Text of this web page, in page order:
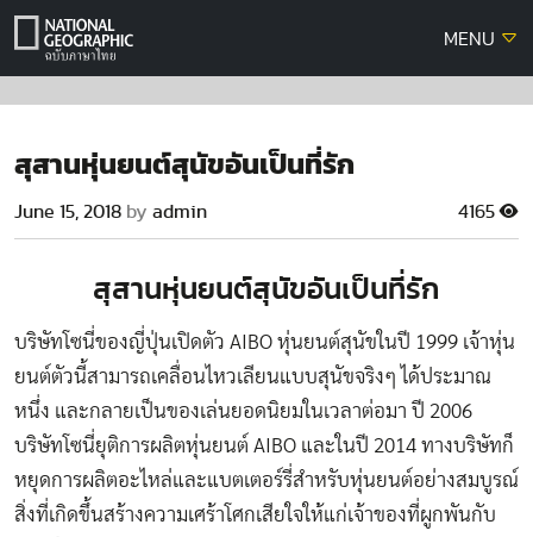
Skip
MENU
สุสานหุ่นยนต์สุนัขอันเป็นที่รัก
June 15, 2018 by admin 4165
สุสานหุ่นยนต์สุนัขอันเป็นที่รัก
บริษัทโซนี่ของญี่ปุ่นเปิดตัว AIBO หุ่นยนต์สุนัขในปี 1999 เจ้าหุ่น
ยนต์ตัวนี้สามารถเคลื่อนไหวเลียนแบบสุนัขจริงๆ ได้ประมาณ
หนึ่ง และกลายเป็นของเล่นยอดนิยมในเวลาต่อมา ปี 2006
บริษัทโซนี่ยุติการผลิตหุ่นยนต์ AIBO และในปี 2014 ทางบริษัทก็
หยุดการผลิตอะไหล่และแบตเตอร์รี่สำหรับหุ่นยนต์อย่างสมบูรณ์
สิ่งที่เกิดขึ้นสร้างความเศร้าโศกเสียใจให้แก่เจ้าของที่ผูกพันกับ